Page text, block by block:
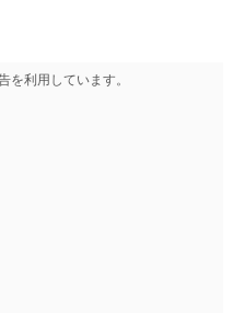
を利用しています。